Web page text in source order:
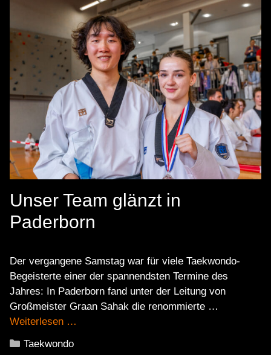
Unser Team glänzt in
Paderborn
Der vergangene Samstag war für viele Taekwondo-
Begeisterte einer der spannendsten Termine des
Jahres: In Paderborn fand unter der Leitung von
Großmeister Graan Sahak die renommierte …
Weiterlesen …
Kategorien
Taekwondo